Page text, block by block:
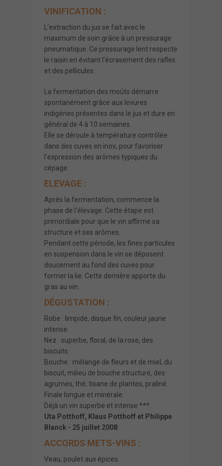
VINIFICATION :
L’extraction du jus se fait avec le
maximum de soin grâce à un pressurage
pneumatique. Ce pressurage lent respecte
le raisin en évitant l’écrasement des rafles
et des pellicules.
La fermentation des moûts démarre
spontanément grâce aux levures
indigènes présentes dans le jus et dure en
général de 4 à 10 semaines.
Elle se déroule à température contrôlée
dans des cuves en inox, pour favoriser
l’expression des arômes typiques du
cépage.
ELEVAGE :
Après la fermentation, commence la
phase de l'élevage. Cette étape est
primordiale pour que le vin affirme sa
structure et ses arômes.
Pendant cette période, les fines particules
en suspension dans le vin se déposent
doucement au fond des cuves pour
former la lie. Cette dernière apporte du
gras au vin.
DÉGUSTATION :
Robe : limpide, disque fin, couleur jaune
intense.
Nez : superbe, floral, de la rose, des
biscuits.
Bouche : mélange de fleurs et de miel, du
biscuit, milieu de bouche structuré, des
agrumes, thé, tisane de plantes, praliné.
Finale longue et minérale.
Déjà un vin superbe et intense ***.
Uta Potthoff, Klaus Potthoff et Philippe
Blanck - 25 juillet 2008
ACCORDS METS-VINS :
Veau, poulet aux épices.